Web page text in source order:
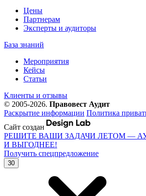
Цены
Партнерам
Эксперты и аудиторы
База знаний
Мероприятия
Кейсы
Статьи
Клиенты и отзывы
© 2005-2026. Правовест Аудит
Раскрытие информации Политика
Сайт создан
РЕШИТЕ ВАШИ ЗАДАЧИ ЛЕТОМ —
И ВЫГОДНЕЕ!
Получить спецпредложение
30